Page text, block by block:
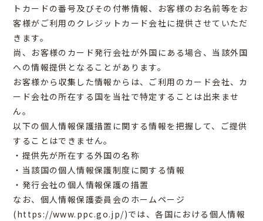
トカードの番号及びその付帯情報、お客様のお名前等をお
客様がご利用のクレジットカード会社に提供させていただ
きます。
尚、お客様のカード発行会社が外国にある場合、当該外国
への情報提供となることがあります。
お客様から収集した情報からは、ご利用のカード会社、カ
ード会社の所在する国を当社で特定することは出来ませ
ん。
以下の個人情報保護措置に関する情報を把握して、ご提供
することはできません。
・提供先が所在する外国の名称
・当該国の個人情報保護制度に関する情報
・発行会社の個人情報保護の措置
なお、個人情報保護委員会のホームページ
(https://www.ppc.go.jp/)では、各国における個人情報